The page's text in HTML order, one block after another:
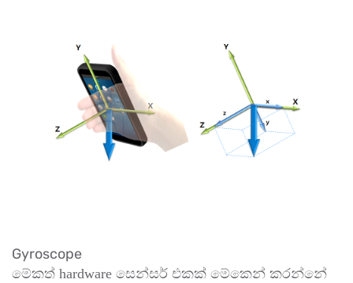
Gyroscope
මේකත් hardware සෙන්සර් එකක් මේකෙන් කරන්නේ